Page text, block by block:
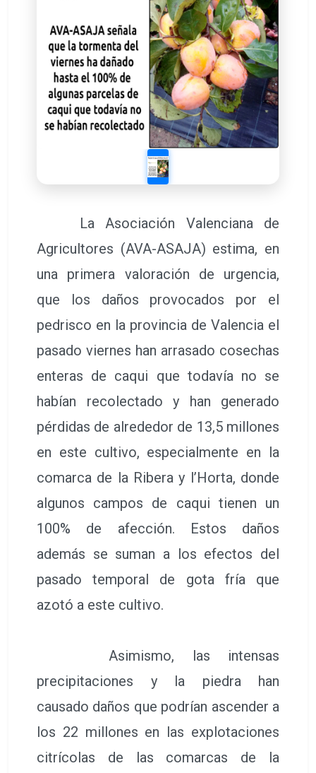
La Asociación Valenciana de
Agricultores (AVA-ASAJA) estima, en
una primera valoración de urgencia,
que los daños provocados por el
pedrisco en la provincia de Valencia el
pasado viernes han arrasado cosechas
enteras de caqui que todavía no se
habían recolectado y han generado
pérdidas de alrededor de 13,5 millones
en este cultivo, especialmente en la
comarca de la Ribera y l’Horta, donde
algunos campos de caqui tienen un
100% de afección. Estos daños
además se suman a los efectos del
pasado temporal de gota fría que
azotó a este cultivo.
Asimismo, las intensas
precipitaciones y la piedra han
causado daños que podrían ascender a
los 22 millones en las explotaciones
citrícolas de las comarcas de la